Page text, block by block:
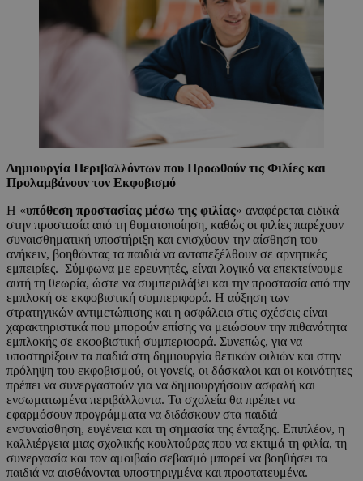
Δημιουργία Περιβαλλόντων που Προωθούν τις Φιλίες και
Προλαμβάνουν τον Εκφοβισμό
Η «υπόθεση προστασίας μέσω της φιλίας» αναφέρεται ειδικά
στην προστασία από τη θυματοποίηση, καθώς οι φιλίες παρέχουν
συναισθηματική υποστήριξη και ενισχύουν την αίσθηση του
ανήκειν, βοηθώντας τα παιδιά να ανταπεξέλθουν σε αρνητικές
εμπειρίες. Σύμφωνα με ερευνητές, είναι λογικό να επεκτείνουμε
αυτή τη θεωρία, ώστε να συμπεριλάβει και την προστασία από την
εμπλοκή σε εκφοβιστική συμπεριφορά. Η αύξηση των
στρατηγικών αντιμετώπισης και η ασφάλεια στις σχέσεις είναι
χαρακτηριστικά που μπορούν επίσης να μειώσουν την πιθανότητα
εμπλοκής σε εκφοβιστική συμπεριφορά. Συνεπώς, για να
υποστηρίξουν τα παιδιά στη δημιουργία θετικών φιλιών και στην
πρόληψη του εκφοβισμού, οι γονείς, οι δάσκαλοι και οι κοινότητες
πρέπει να συνεργαστούν για να δημιουργήσουν ασφαλή και
ενσωματωμένα περιβάλλοντα. Τα σχολεία θα πρέπει να
εφαρμόσουν προγράμματα να διδάσκουν στα παιδιά
ενσυναίσθηση, ευγένεια και τη σημασία της ένταξης. Επιπλέον, η
καλλιέργεια μιας σχολικής κουλτούρας που να εκτιμά τη φιλία, τη
συνεργασία και τον αμοιβαίο σεβασμό μπορεί να βοηθήσει τα
παιδιά να αισθάνονται υποστηριγμένα και προστατευμένα.